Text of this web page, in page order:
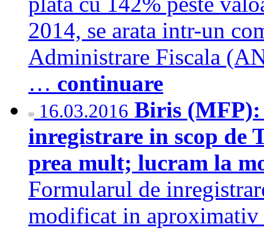
2014, se arata intr-un
Administrare Fiscala
… continuare
16.03.2016 Biris
inregistrare in scop de
prea mult; lucram la
Formularul de
modificat in aproximativ